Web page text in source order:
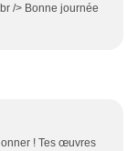
/> Bonne journée
! Tes œuvres